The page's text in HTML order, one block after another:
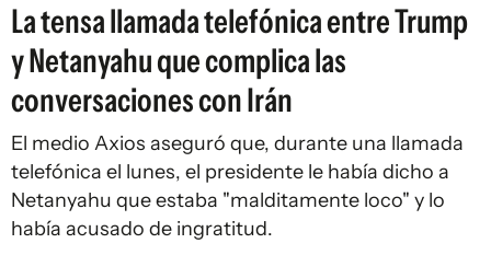
La tensa llamada telefónica entre Trump
y Netanyahu que complica las
conversaciones con Irán
El medio Axios aseguró que, durante una llamada
telefónica el lunes, el presidente le había dicho a
Netanyahu que estaba "malditamente loco" y lo
había acusado de ingratitud.